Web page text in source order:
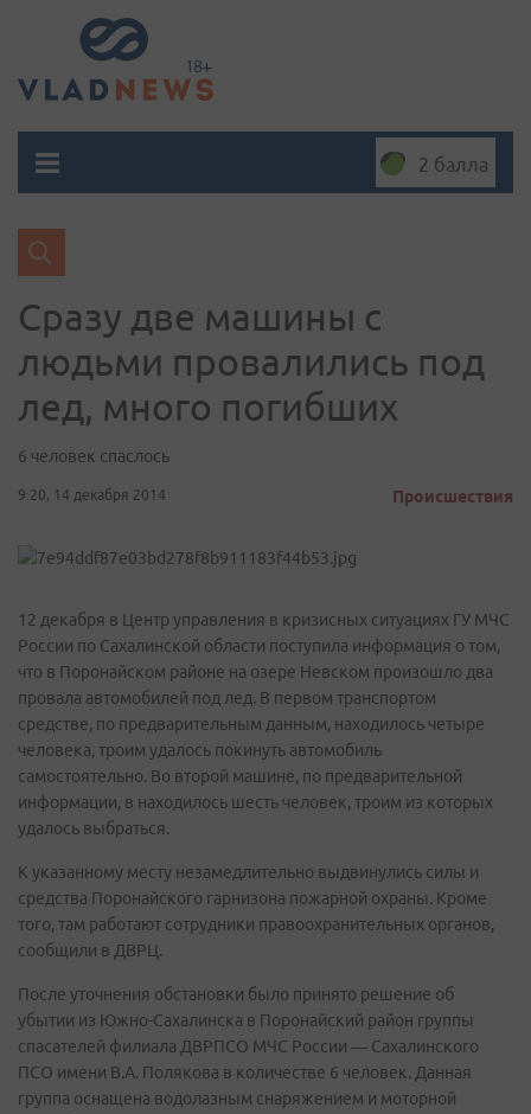
2 балла
Сразу две машины с
людьми провалились под
лед, много погибших
6 человек спаслось
9:20, 14 декабря 2014 Происшествия
12 декабря в Центр управления в кризисных ситуациях ГУ МЧС
России по Сахалинской области поступила информация о том,
что в Поронайском районе на озере Невском произошло два
провала автомобилей под лед. В первом транспортом
средстве, по предварительным данным, находилось четыре
человека, троим удалось покинуть автомобиль
самостоятельно. Во второй машине, по предварительной
информации, в находилось шесть человек, троим из которых
удалось выбраться.
К указанному месту незамедлительно выдвинулись силы и
средства Поронайского гарнизона пожарной охраны. Кроме
того, там работают сотрудники правоохранительных органов,
сообщили в ДВРЦ.
После уточнения обстановки было принято решение об
убытии из Южно-Сахалинска в Поронайский район группы
спасателей филиала ДВРПСО МЧС России — Сахалинского
ПСО имени В.А. Полякова в количестве 6 человек. Данная
группа оснащена водолазным снаряжением и моторной